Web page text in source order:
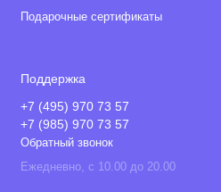
Подарочные сертификаты
Поддержка
+7 (495) 970 73 57
+7 (985) 970 73 57
Обратный звонок
Ежедневно, с 10.00 до 20.00